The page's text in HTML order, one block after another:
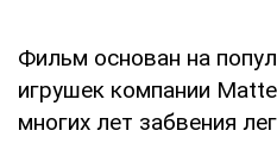
Фильм основан на
игрушек компании
многих лет забвения